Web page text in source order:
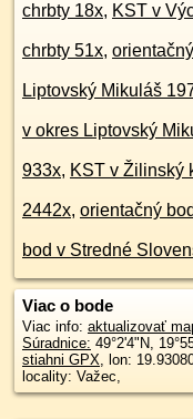
chrbty 18x, KST v
chrbty 51x,
Liptovský Mikuláš
v okres Liptovský
933x, KST v Žilinský
2442x, orientačný
bod v Stredné
Viac o bode
Viac info: aktualizovať
Súradnice: 49°2'4"N,
stiahni GPX, lon:
locality: Važec,